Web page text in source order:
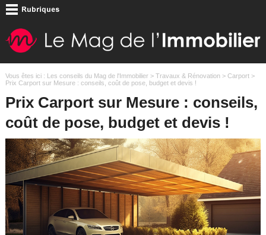
Vous êtes ici : Les conseils du Mag de l'Immobilier> Travaux & Rénovation> Carport>
Prix Carport sur Mesure : conseils, coût de pose, budget et devis !
Prix Carport sur Mesure : conseils,
coût de pose, budget et devis !